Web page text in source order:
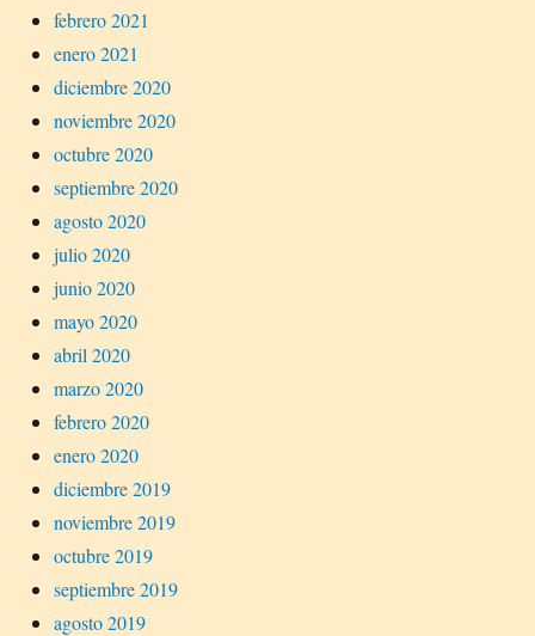
febrero 2021
enero 2021
diciembre 2020
noviembre 2020
octubre 2020
septiembre 2020
agosto 2020
julio 2020
junio 2020
mayo 2020
abril 2020
marzo 2020
febrero 2020
enero 2020
diciembre 2019
noviembre 2019
octubre 2019
septiembre 2019
agosto 2019